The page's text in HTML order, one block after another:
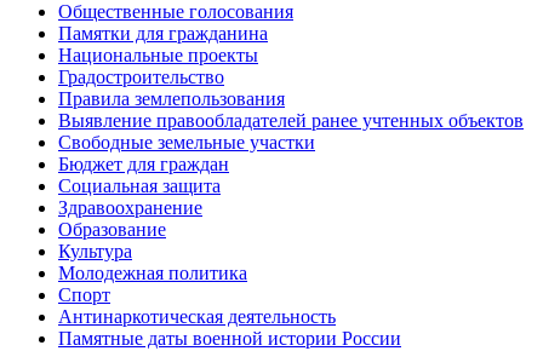
Общественные голосования
Памятки для гражданина
Национальные проекты
Градостроительство
Правила землепользования
Выявление правообладателей ранее учтенных объектов
Свободные земельные участки
Бюджет для граждан
Социальная защита
Здравоохранение
Образование
Культура
Молодежная политика
Спорт
Антинаркотическая деятельность
Памятные даты военной истории России